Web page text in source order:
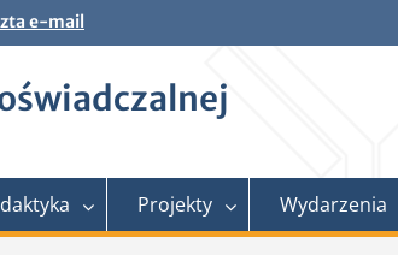
e-mail
Projekty Wydarzenia